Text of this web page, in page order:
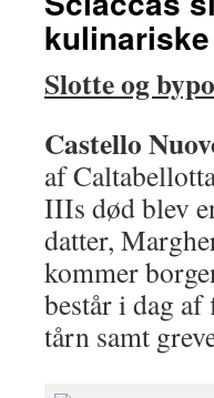
Slotte og
Castello
af
IIIs død blev
datter,
kommer
består i dag
tårn samt